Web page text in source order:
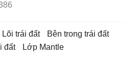
lõi trái đất
bên trong trái đất
đất
Lớp Mantle